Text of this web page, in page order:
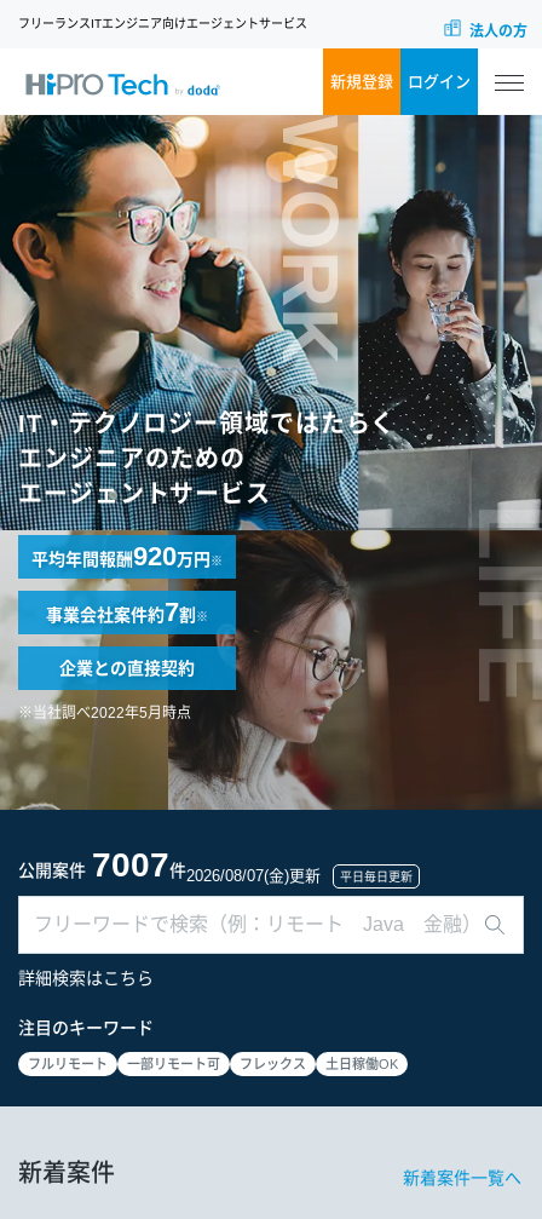
フリーランスITエンジニア向けエージェントサービス 法人の方
新規登録 ログイン
WORK
IT・テクノロジー領域ではたらく
エンジニアのための
エージェントサービス
平均年間報酬920万円※
事業会社案件約7割※
企業との直接契約
※当社調べ2022年5月時点
公開案件 7007件2026/08/07(金)更新 平日毎日更新
詳細検索はこちら
注目のキーワード
フルリモート 一部リモート可 フレックス 土日稼働OK
新着案件 新着案件一覧へ